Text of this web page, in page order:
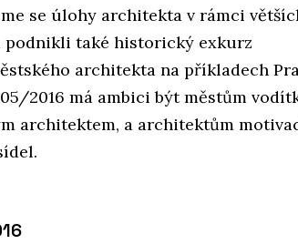
se úlohy architekta v rámci
podnikli také historický exkurz
architekta na příkladech
2016 má ambici být městům
architektem, a architektům